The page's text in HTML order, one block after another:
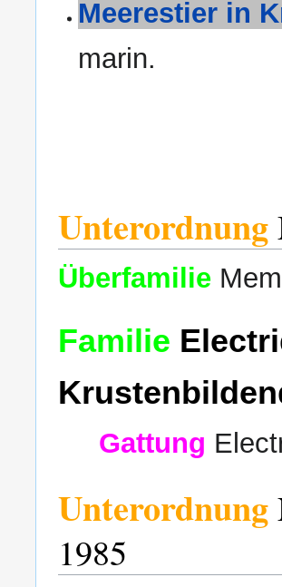
Meerestier in
marin.
Unterordnung
Überfamilie
Familie
Gattung
Unterordnung
1985